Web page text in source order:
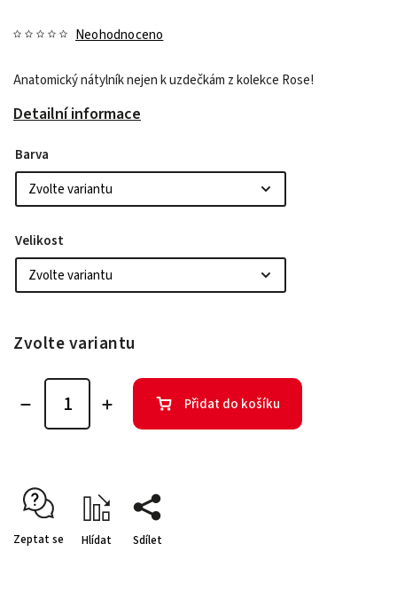
Neohodnoceno
Anatomický nátylník nejen k uzdečkám z kolekce Rose!
Detailní informace
Barva
Velikost
Zvolte variantu
Přidat do košíku
Zeptat se Hlídat Sdílet